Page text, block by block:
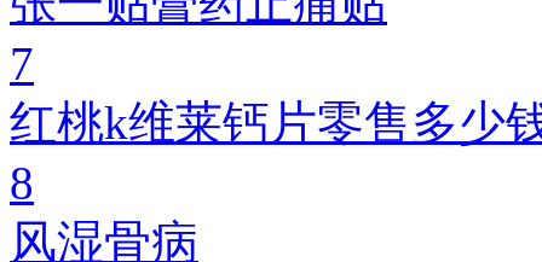
7
红桃k维莱钙片零售多少
8
风湿骨病